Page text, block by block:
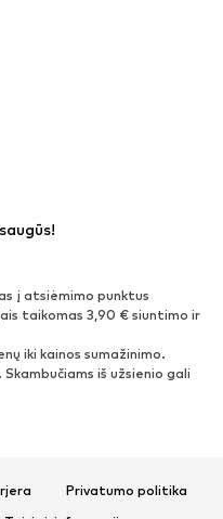
į atsiėmimo punktus
taikomas 3,90 € siuntimo ir
iki kainos sumažinimo.
iš užsienio gali
Privatumo politika